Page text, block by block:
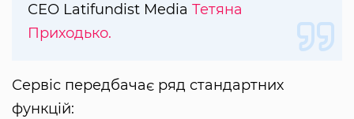
СЕО Latifundist Media Тетяна
Приходько.
Сервіс передбачає ряд стандартних
функцій: